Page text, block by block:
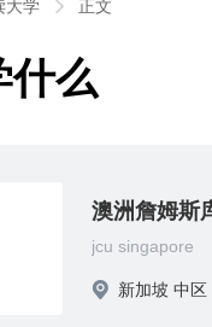
大学 正文
什么
澳洲詹姆斯
jcu singapore
新加坡 中区